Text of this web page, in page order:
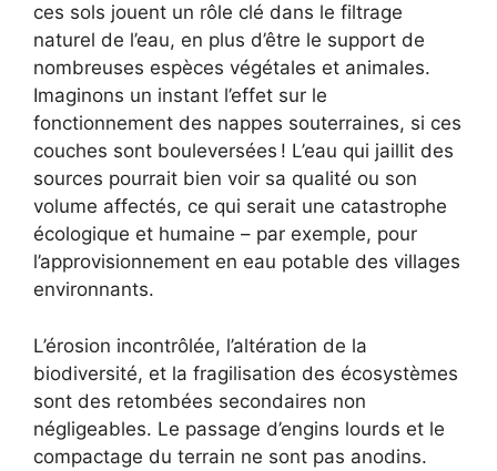
ces sols jouent un rôle clé dans le filtrage
naturel de l’eau, en plus d’être le support de
nombreuses espèces végétales et animales.
Imaginons un instant l’effet sur le
fonctionnement des nappes souterraines, si ces
couches sont bouleversées ! L’eau qui jaillit des
sources pourrait bien voir sa qualité ou son
volume affectés, ce qui serait une catastrophe
écologique et humaine – par exemple, pour
l’approvisionnement en eau potable des villages
environnants.
L’érosion incontrôlée, l’altération de la
biodiversité, et la fragilisation des écosystèmes
sont des retombées secondaires non
négligeables. Le passage d’engins lourds et le
compactage du terrain ne sont pas anodins.